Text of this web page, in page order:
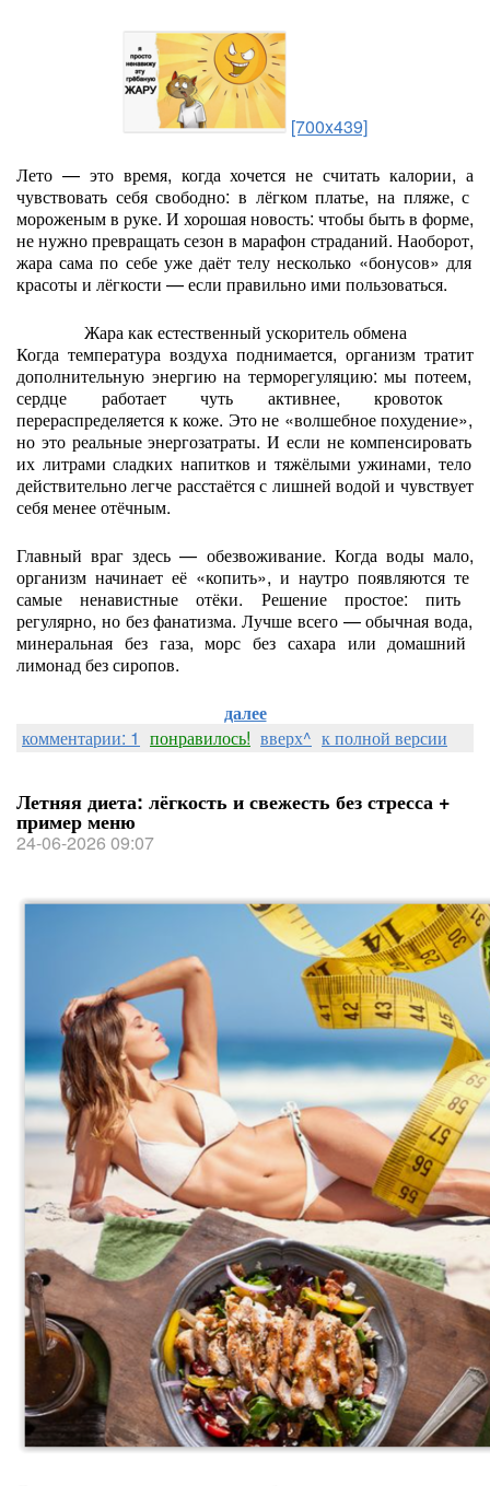
[700x439]
Лето — этовремя, когдахочется не считать калории, а
чувствовать себясвободно: в лёгкомплатье, на пляже, с
мороженымв руке. И хорошаяновость: чтобыбытьв форме,
ненужнопревращатьсезон в марафон страданий. Наоборот,
жара сама по себеужедаёт телу несколько «бонусов» для
красотыи лёгкости — если правильноими пользоваться.
Жаракакестественный ускорительобмена
Когда температура воздуха поднимается, организм тратит
дополнительную энергиюна терморегуляцию: мы потеем,
сердце работаетчуть активнее, кровоток
перераспределяется ккоже. Этоне «волшебноепохудение»,
но этореальныеэнергозатраты. И если некомпенсировать
их литрами сладких напитков и тяжёлыми ужинами, тело
действительнолегче расстаётсяс лишней водой и чувствует
себяменееотёчным.
Главный враг здесь — обезвоживание. Когдаводымало,
организм начинает её «копить», и наутро появляются те
самые ненавистные отёки. Решениепростое: пить
регулярно, нобезфанатизма. Лучше всего— обычная вода,
минеральная безгаза, морс без сахараили домашний
лимонадбезсиропов.
далее
комментарии: 1 понравилось! вверх^ к полной версии
Летняя диета: лёгкость и свежесть без стресса +
пример меню
24-06-2026 09:07